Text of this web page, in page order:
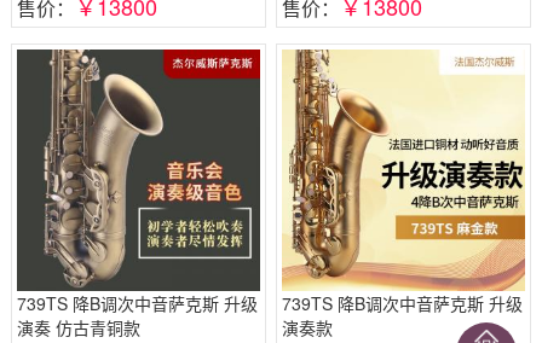
售价： 售价：
739TS 降B调次中音萨克斯 升级
演奏 仿古青铜款
739TS 降B调次中音萨克斯 升级
演奏款